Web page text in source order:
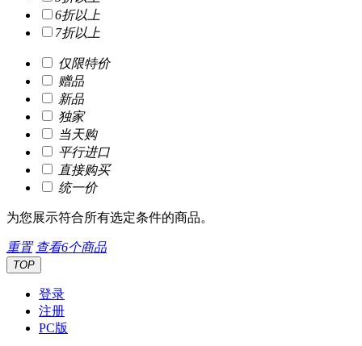
6折以上
7折以上
仅限特价
赠品
新品
独家
当天购
平行进口
直接购买
统一价
为您展示符合所有选定条件的商品。
重置 查看6个商品
TOP
登录
注册
PC版